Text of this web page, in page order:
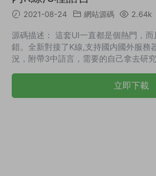
2021-08-24 網站源碼 2.64k
源碼描述： 這套UI一直都是個熱門，
錯。全新對接了K線,支持國内國外服務
況，附帶3中語言，需要的自己拿去研
門的授權許可，禁止用于一切非法行爲
驗、研究爲目的，禁止用于一切商業運
立即下載